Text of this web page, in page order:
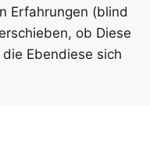
Erfahrungen (blind
ob Diese
Ebendiese sich